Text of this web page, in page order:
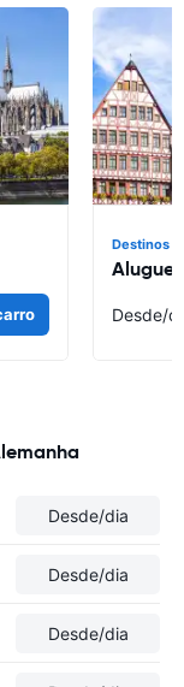
Destinos
Desde/
Desde/dia
Desde/dia
Desde/dia